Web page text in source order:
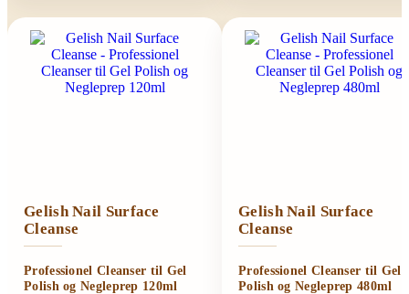
Gelish Nail Surface
Cleanse
Professionel Cleanser til Gel
Polish og Negleprep 120ml
Gelish Nail Surface
Cleanse
Professionel Cleanser til Gel
Polish og Negleprep 480ml